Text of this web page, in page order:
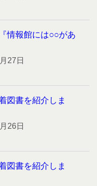
情報館には○○があ
27日
図書を紹介しま
26日
図書を紹介しま